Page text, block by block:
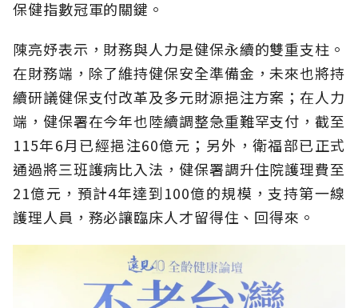
保健指數冠軍的關鍵。
陳亮妤表示，財務與人力是健保永續的雙重支柱。
在財務端，除了維持健保安全準備金，未來也將持
續研議健保支付改革及多元財源挹注方案；在人力
端，健保署在今年也陸續調整急重難罕支付，截至
115年6月已經挹注60億元；另外，衛福部已正式
通過將三班護病比入法，健保署調升住院護理費至
21億元，預計4年達到100億的規模，支持第一線
護理人員，務必讓臨床人才留得住、回得來。